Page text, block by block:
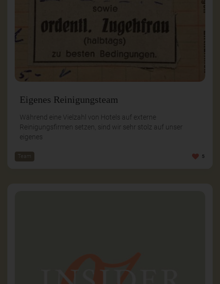
Eigenes Reinigungsteam
Während eine Vielzahl von Hotels auf externe
Reinigungsfirmen setzen, sind wir sehr stolz auf unser
eigenes
Team 5